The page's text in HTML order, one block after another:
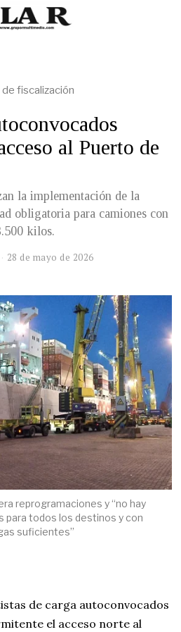
fiscalización
al Puerto de
la implementación de la
obligatoria para camiones con
kilos.
28 de mayo de 2026
reprogramaciones y “no hay
para todos los destinos y con
suficientes”
de carga autoconvocados
el acceso norte al